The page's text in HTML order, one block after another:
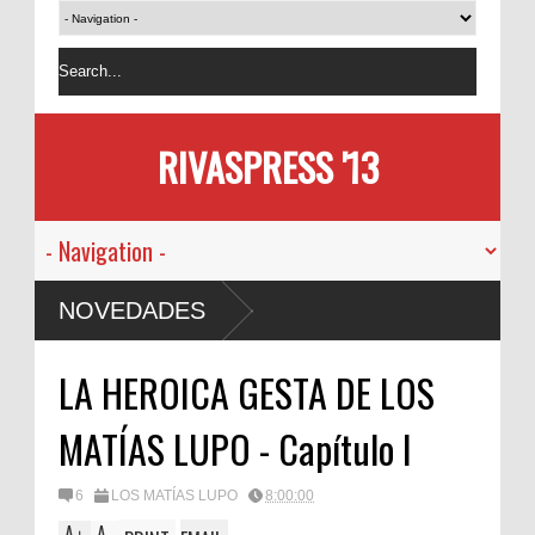
RIVASPRESS '13
NOVEDADES
LA HEROICA GESTA DE LOS
MATÍAS LUPO - Capítulo I
6 LOS MATÍAS LUPO 8:00:00